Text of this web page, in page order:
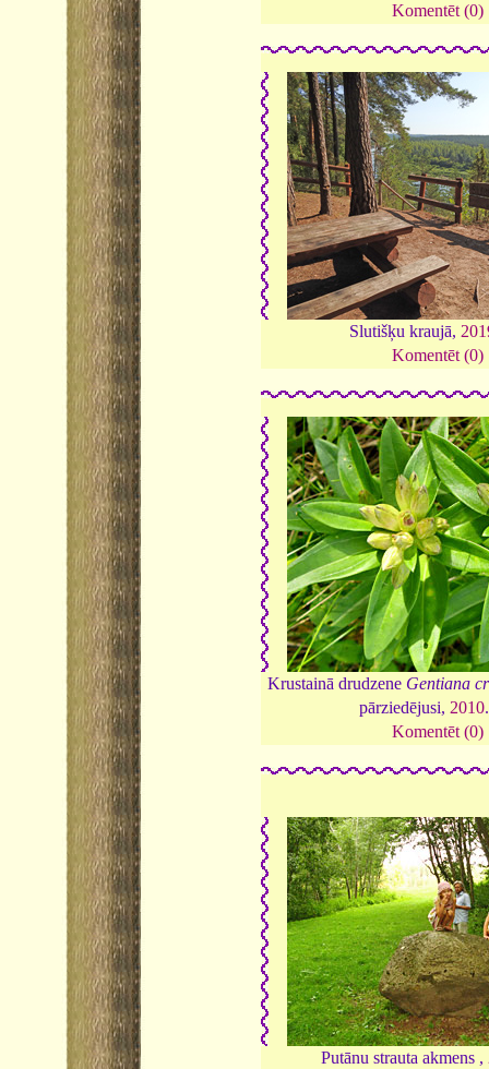
Komentēt (0)
Slutišķu kraujā,
Komentēt (0)
Krustainā drudzene Gentiana
pārziedējusi, 2010
Komentēt (0)
Putānu strauta akmens ,